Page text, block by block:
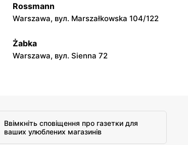
Groszek
Rossmann
Warszawa, вул. Marszałkowska 104/122
Żabka
Warszawa, вул. Sienna 72
Ввімкніть сповіщення про газетки для
ваших улюблених магазинів